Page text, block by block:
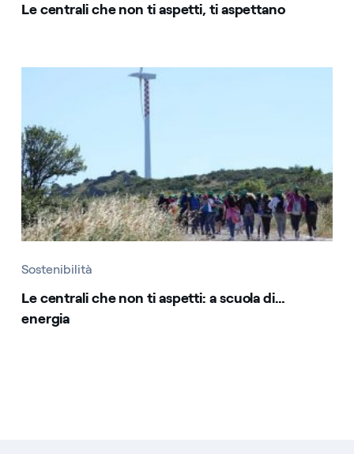
Le centrali che non ti aspetti, ti aspettano
Sostenibilità
Le centrali che non ti aspetti: a scuola di…
energia